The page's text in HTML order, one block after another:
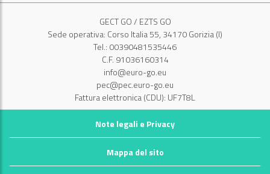
GECT GO / EZTS GO
Sede operativa: Corso Italia 55, 34170 Gorizia (I)
Tel.: 00390481535446
C.F. 91036160314
info@euro-go.eu
pec@pec.euro-go.eu
Fattura elettronica (CDU): UF7T8L
Note legali e Privacy
Mappa del sito